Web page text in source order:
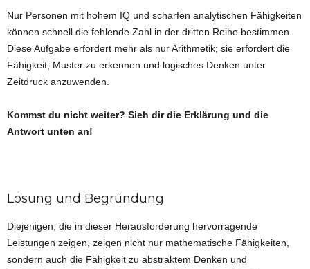
Nur Personen mit hohem IQ und scharfen analytischen Fähigkeiten
können schnell die fehlende Zahl in der dritten Reihe bestimmen.
Diese Aufgabe erfordert mehr als nur Arithmetik; sie erfordert die
Fähigkeit, Muster zu erkennen und logisches Denken unter
Zeitdruck anzuwenden.
Kommst du nicht weiter? Sieh dir die Erklärung und die
Antwort unten an!
Lösung und Begründung
Diejenigen, die in dieser Herausforderung hervorragende
Leistungen zeigen, zeigen nicht nur mathematische Fähigkeiten,
sondern auch die Fähigkeit zu abstraktem Denken und